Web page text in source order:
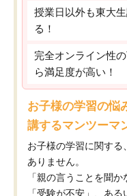
授業日以外も東大
る！
完全オンライン性
ら満足度が高い！
お子様の学習の悩
講するマンツーマ
お子様の学習に関す
ありません。
「親の言うことを聞
「受験が不安」、あ